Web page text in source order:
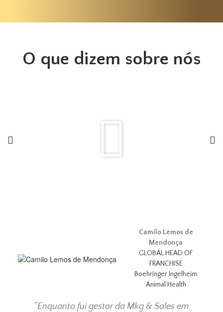
O que dizem sobre nós
“Enquanto fui gestor da Mkg & Sales em
Camilo Lemos de
Mendonça
GLOBAL HEAD OF
FRANCHISE
Boehringer Ingelheim
Animal Health